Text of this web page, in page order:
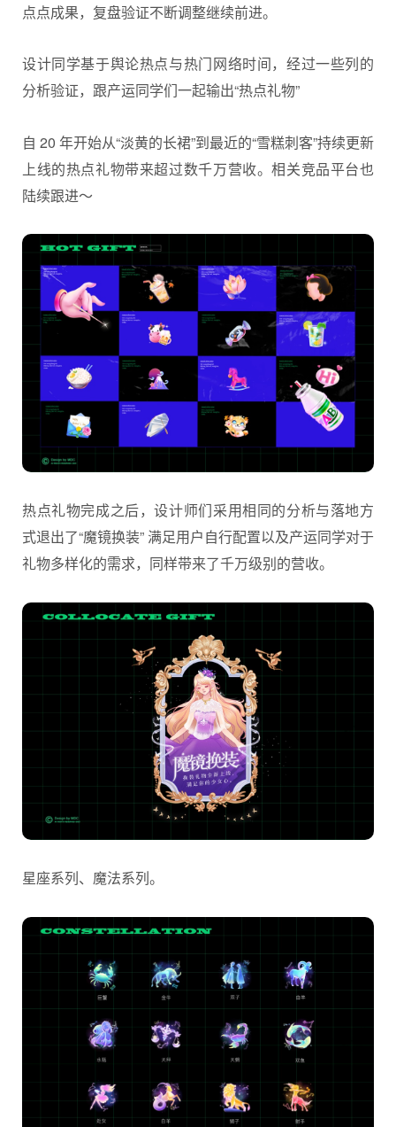
点点成果，复盘验证不断调整继续前进。
设计同学基于舆论热点与热门网络时间，经过一些列的
分析验证，跟产运同学们一起输出“热点礼物”
自 20 年开始从“淡黄的长裙”到最近的“雪糕刺客”持续更新
上线的热点礼物带来超过数千万营收。相关竞品平台也
陆续跟进～
热点礼物完成之后，设计师们采用相同的分析与落地方
式退出了“魔镜换装” 满足用户自行配置以及产运同学对于
礼物多样化的需求，同样带来了千万级别的营收。
星座系列、魔法系列。